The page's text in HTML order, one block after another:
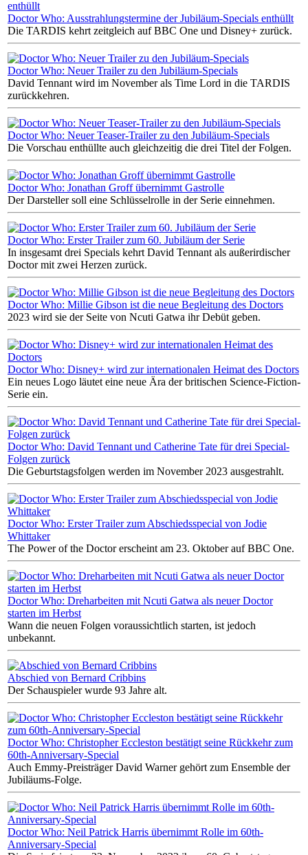
Doctor Who: Ausstrahlungstermine der Jubiläum-Specials enthüllt
Die TARDIS kehrt zeitgleich auf BBC One und Disney+ zurück.
Doctor Who: Neuer Trailer zu den Jubiläum-Specials
David Tennant wird im November als Time Lord in die TARDIS
zurückkehren.
Doctor Who: Neuer Teaser-Trailer zu den Jubiläum-Specials
Die Vorschau enthüllte auch gleichzeitig die drei Titel der Folgen.
Doctor Who: Jonathan Groff übernimmt Gastrolle
Der Darsteller soll eine Schlüsselrolle in der Serie einnehmen.
Doctor Who: Erster Trailer zum 60. Jubiläum der Serie
In insgesamt drei Specials kehrt David Tennant als außerirdischer
Doctor mit zwei Herzen zurück.
Doctor Who: Millie Gibson ist die neue Begleitung des Doctors
2023 wird sie der Seite von Ncuti Gatwa ihr Debüt geben.
Doctor Who: Disney+ wird zur internationalen Heimat des Doctors
Ein neues Logo läutet eine neue Ära der britischen Science-Fiction-
Serie ein.
Doctor Who: David Tennant und Catherine Tate für drei Special-
Folgen zurück
Die Geburtstagsfolgen werden im November 2023 ausgestrahlt.
Doctor Who: Erster Trailer zum Abschiedsspecial von Jodie
Whittaker
The Power of the Doctor erscheint am 23. Oktober auf BBC One.
Doctor Who: Dreharbeiten mit Ncuti Gatwa als neuer Doctor
starten im Herbst
Wann die neuen Folgen voraussichtlich starten, ist jedoch
unbekannt.
Abschied von Bernard Cribbins
Der Schauspieler wurde 93 Jahre alt.
Doctor Who: Christopher Eccleston bestätigt seine Rückkehr zum
60th-Anniversary-Special
Auch Emmy-Preisträger David Warner gehört zum Ensemble der
Jubiläums-Folge.
Doctor Who: Neil Patrick Harris übernimmt Rolle im 60th-
Anniversary-Special